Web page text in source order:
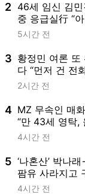
2 46세 임신 김
중 응급실行 “
호 어렵다”
5시간 전
3 황정민 여론 또
다 “먼저 건 전
그만 연락해” vs
싸움
2시간 전
4 MZ 무속인 매
“만 43세 영탁,
혼운은‥”(편스
4시간 전
5 ‘나혼산’ 박나
팜유 사라지고
김신영X이선민
4시간 전